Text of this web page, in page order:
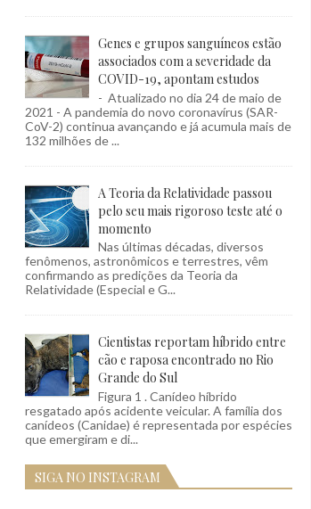
Genes e grupos sanguíneos estão
associados com a severidade da
COVID-19, apontam estudos
- Atualizado no dia 24 de maio de
2021 - A pandemia do novo coronavírus (SAR-
CoV-2) continua avançando e já acumula mais de
132 milhões de ...
A Teoria da Relatividade passou
pelo seu mais rigoroso teste até o
momento
Nas últimas décadas, diversos
fenômenos, astronômicos e terrestres, vêm
confirmando as predições da Teoria da
Relatividade (Especial e G...
Cientistas reportam híbrido entre
cão e raposa encontrado no Rio
Grande do Sul
Figura 1 . Canídeo híbrido
resgatado após acidente veicular. A família dos
canídeos (Canidae) é representada por espécies
que emergiram e di...
SIGA NO INSTAGRAM